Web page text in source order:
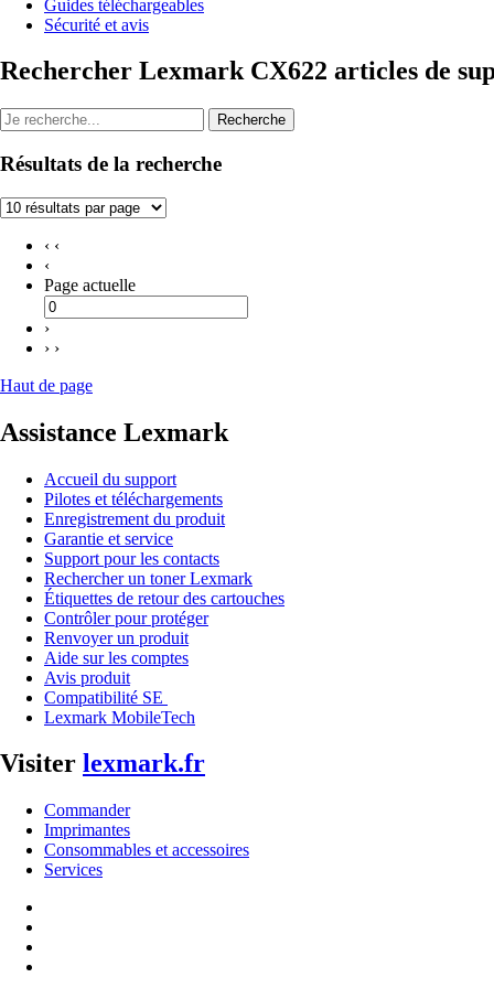
Guides téléchargeables
Sécurité et avis
Rechercher Lexmark CX622 articles de
Recherche
Résultats de la recherche
‹ ‹
‹
Page actuelle
›
› ›
Haut de page
Assistance Lexmark
Accueil du support
Pilotes et téléchargements
Enregistrement du produit
Garantie et service
Support pour les contacts
Rechercher un toner Lexmark
Étiquettes de retour des cartouches
Contrôler pour protéger
Renvoyer un produit
Aide sur les comptes
Avis produit
Compatibilité SE
Lexmark MobileTech
Visiter lexmark.fr
Commander
Imprimantes
Consommables et accessoires
Services